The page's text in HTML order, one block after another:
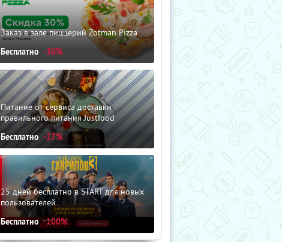
Заказ в зале пиццерий Zotman Pizza
Бесплатно -30%
Питание от сервиса доставки
правильного питания Justfood
Бесплатно -27%
25 дней бесплатно в START для новых
пользователей
Бесплатно -100%